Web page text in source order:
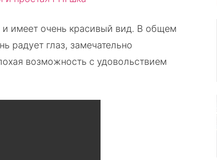
и имеет очень красивый вид. В общем
радует глаз, замечательно
возможность с удовольствием